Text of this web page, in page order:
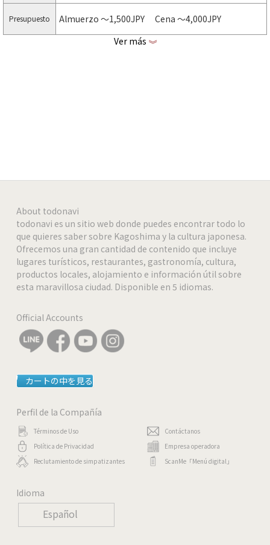
Español
Presupuesto Almuerzo 〜1,500JPY Cena 〜4,000JPY
-
-
-
-
-
-
Ver más 《
About todonavi
todonavi es un sitio web donde puedes encontrar todo lo
que quieres saber sobre Kagoshima y la cultura japonesa.
Ofrecemos una gran cantidad de contenido que incluye
lugares turísticos, restaurantes, gastronomía, cultura,
productos locales, alojamiento e información útil sobre
esta maravillosa ciudad. Disponible en 5 idiomas.
Official Accounts
カートの中を見る
Perfil de la Compañía
Términos de Uso
Política de Privacidad
Reclutamiento de simpatizantes
Contáctanos
Empresa operadora
ScanMe「Menú digital」
Idioma